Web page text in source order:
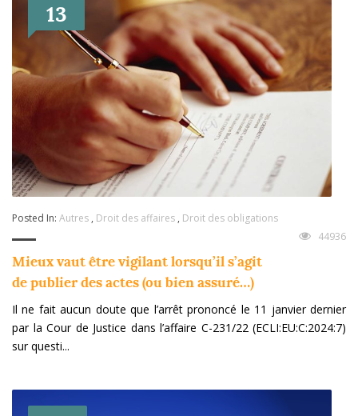
13
Posted In: Autres , Droit des affaires , Droit des obligations
44936
Mieux vaut être vigilant lorsqu’il s’agit
de publier des actes (ou bien assuré…)
Il ne fait aucun doute que l’arrêt prononcé le 11 janvier dernier
par la Cour de Justice dans l’affaire C-231/22 (ECLI:EU:C:2024:7)
sur questi...